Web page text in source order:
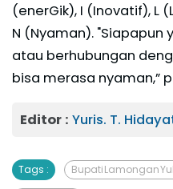
(enerGik), I (Inovatif), L
N (Nyaman).
atau berhubungan
bisa merasa nyaman,”
Editor : Yuris. T.
Tags : Bupati Lamongan